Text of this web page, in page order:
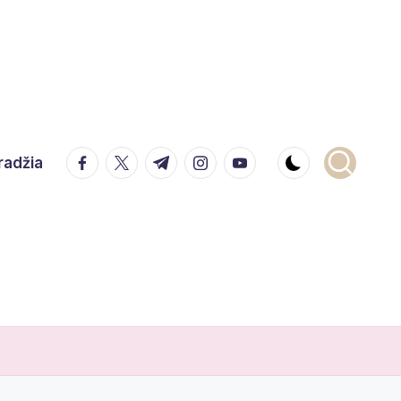
facebook.com
twitter.com
t.me instagram.com
youtube.com